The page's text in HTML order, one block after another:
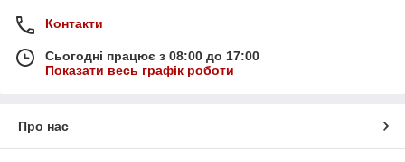
Контакти
Сьогодні працює з 08:00 до 17:00
Показати весь графік роботи
Про нас